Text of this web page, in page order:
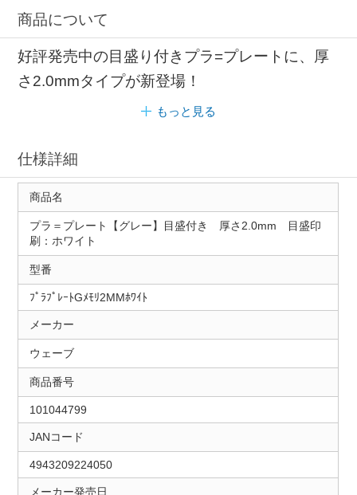
商品について
好評発売中の目盛り付きプラ=プレートに、厚
さ2.0mmタイプが新登場！
もっと見る
仕様詳細
商品名
プラ＝プレート【グレー】目盛付き 厚さ2.0mm 目盛印
刷：ホワイト
型番
ﾌﾟﾗﾌﾟﾚｰﾄGﾒﾓﾘ2MMﾎﾜｲﾄ
メーカー
ウェーブ
商品番号
101044799
JANコード
4943209224050
メーカー発売日